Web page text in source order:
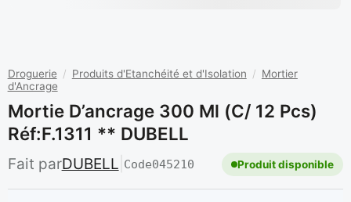
Droguerie / Produits d'Etanchéité et d'Isolation / Mortier
d'Ancrage
Mortie D’ancrage 300 Ml (C/ 12 Pcs)
Réf:F.1311 ** DUBELL
Fait parDUBELL Code045210 Produit disponible